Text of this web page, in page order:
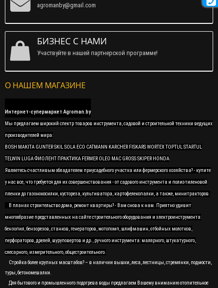
agromanby@gmail.com
БИЗНЕС С НАМИ
Участвуйте в нашей партнерской программе!
О НАШЕМ МАГАЗИНЕ
Интернет-супермаркет Agroman.by
Мы предлагаем широкий спектр товаров инструмента, садовой и строительной техники ведущих
производителей мира:
BOSH MAKITA GUNTER SKIL SOLA ECO CATMANN KARCHER FISKARS WORTEX TOPTUL STARTUL
TELWIN LUGA ФИОЛЕНТ ПРАКТИКА FERMER OLEO MAC GROSS SKIPER HONDA
Являетесь счастливым обладателем приусадебного участка или фермерского хозяйства? - купите
у нас все, что требуется для их совершенствования - от садового инструмента и полиэтиленовой
пленки до газонокосилки, кустореза, культиватора, картофелекопалки, а также, минитракторов.
В планах строительство дома, ремонт квартиры? - Вам снова к нам. Приятно удивит
многообразие представленных на сайте строительного оборудования и электроинструмента:
бензопил, бензорезов, станков, генераторов, мотопомп, шлифмашин, отбойных молотков,
перфораторов, дрелей, шуруповертов и др., ручного инструмента: малярного, штукатурного,
слесарного, измерительного, общестроительного.
Стройка более крупных масштабов? – в наличии вышки, леса, лестницы, стремянки, подмости,
туры, бетономешалки.
Для бытового и промышленного подогрева воды предлагаем Вашему вниманию отопительное